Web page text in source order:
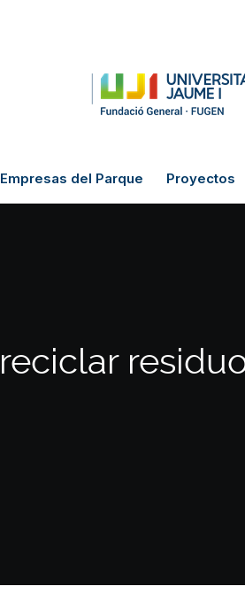
Empresas del Parque Proyectos
reciclar